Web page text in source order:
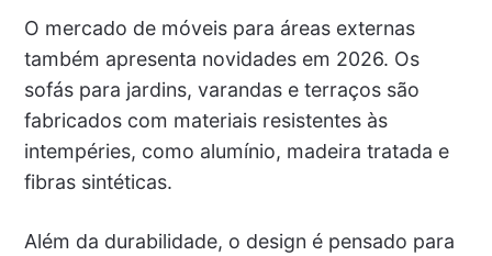
O mercado de móveis para áreas externas
também apresenta novidades em 2026. Os
sofás para jardins, varandas e terraços são
fabricados com materiais resistentes às
intempéries, como alumínio, madeira tratada e
fibras sintéticas.
Além da durabilidade, o design é pensado para